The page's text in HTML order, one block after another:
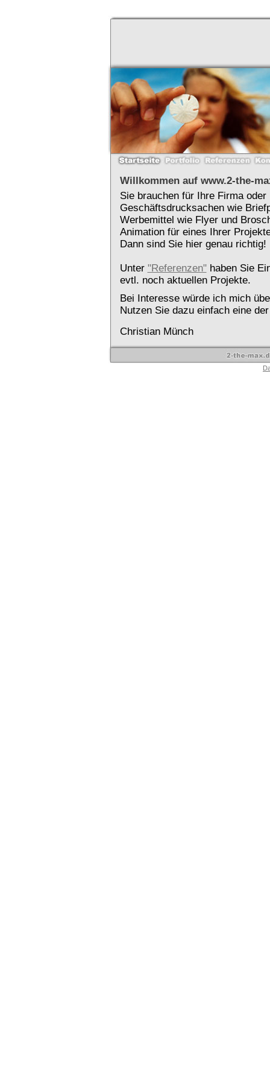
Willkommen auf www.2-the-
Sie brauchen für Ihre Firma
Geschäftsdrucksachen wie
Werbemittel wie Flyer und
Animation für eines Ihrer
Dann sind Sie hier genau richtig!
Unter "Referenzen"haben Sie
evtl. noch aktuellen Projekte.
Bei Interesse würde ich mich
Nutzen Sie dazu einfach eine
Christian Münch